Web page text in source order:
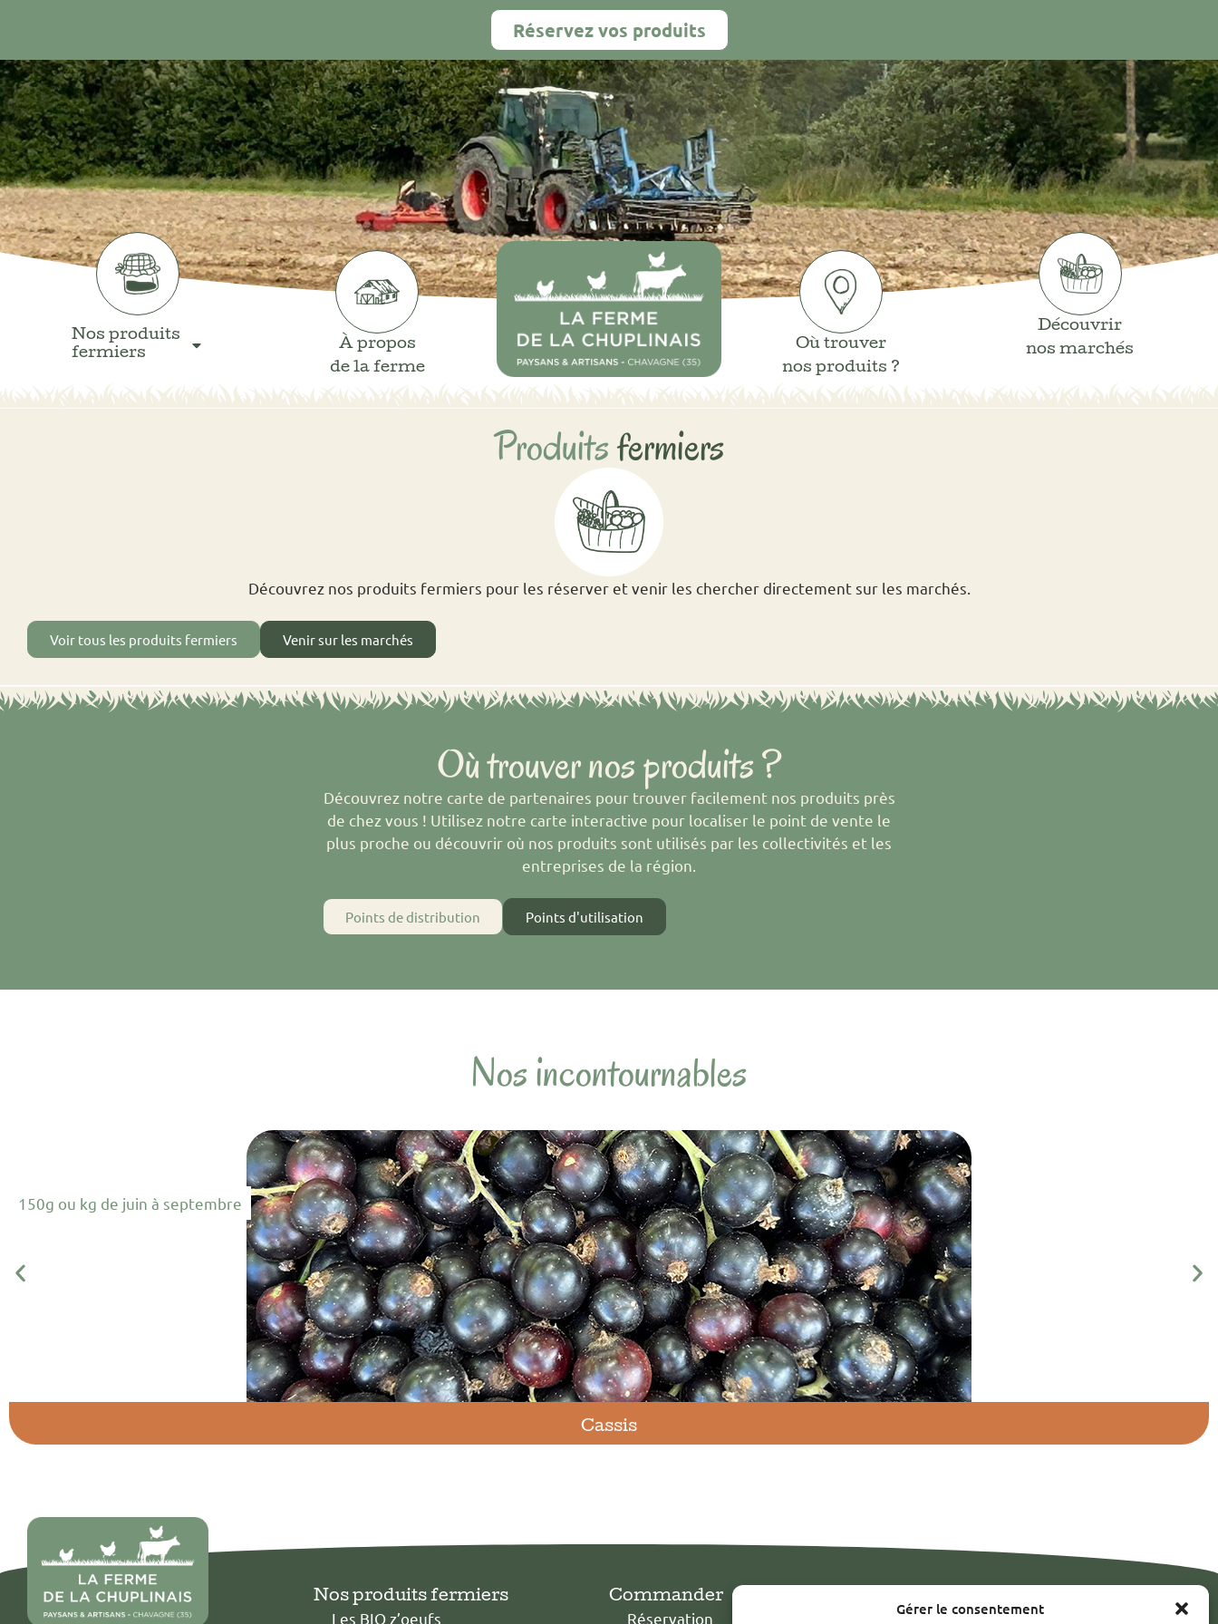
Gérer le consentement
Réservez vos produits
Nos produits
fermiers
À propos
de la ferme
Où trouver
nos produits ?
Découvrir
nos marchés
Produitsfermiers
Découvrez nos produits fermiers pour les réserver et venir les chercher directement sur les marchés.
Voir tous les produits fermiers Venir sur les marchés
Où trouver nos produits ?
Découvrez notre carte de partenaires pour trouver facilement nos produits près
de chez vous ! Utilisez notre carte interactive pour localiser le point de vente le
plus proche ou découvrir où nos produits sont utilisés par les collectivités et les
entreprises de la région.
Points de distribution Points d'utilisation
Nos incontournables
150g ou kg de juin à septembre
Cassis
Nos produits fermiers
Les BIO z’oeufs
Commander
Réservation Réservation